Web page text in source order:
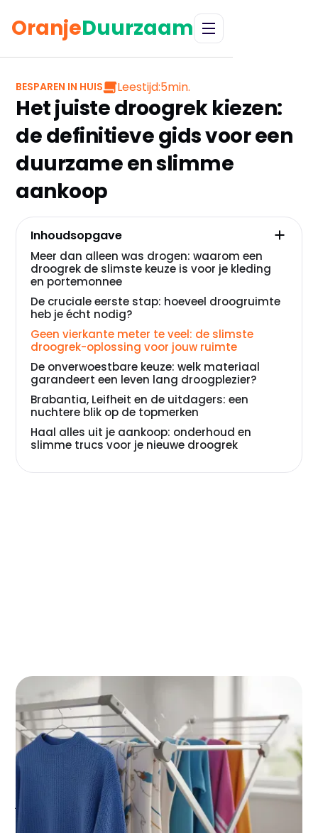
OranjeDuurzaam
BESPAREN IN HUIS Leestijd:5min.
Het juiste droogrek kiezen:
de definitieve gids voor een
duurzame en slimme
aankoop
Een droogrek kopen lijkt simpel, maar de verkeerde
keuze kost je honderden euro's per jaar aan extra
energie en vervanging. Deze gids helpt je binnen 5
minuten de perfecte droogrek-oplossing vinden voor
jouw situatie, budget en ruimte.
Inhoudsopgave
Meer dan alleen was drogen: waarom een
droogrek de slimste keuze is voor je kleding
en portemonnee
De cruciale eerste stap: hoeveel droogruimte
heb je écht nodig?
Geen vierkante meter te veel: de slimste
droogrek-oplossing voor jouw ruimte
De onverwoestbare keuze: welk materiaal
garandeert een leven lang droogplezier?
Brabantia, Leifheit en de uitdagers: een
nuchtere blik op de topmerken
Haal alles uit je aankoop: onderhoud en
slimme trucs voor je nieuwe droogrek